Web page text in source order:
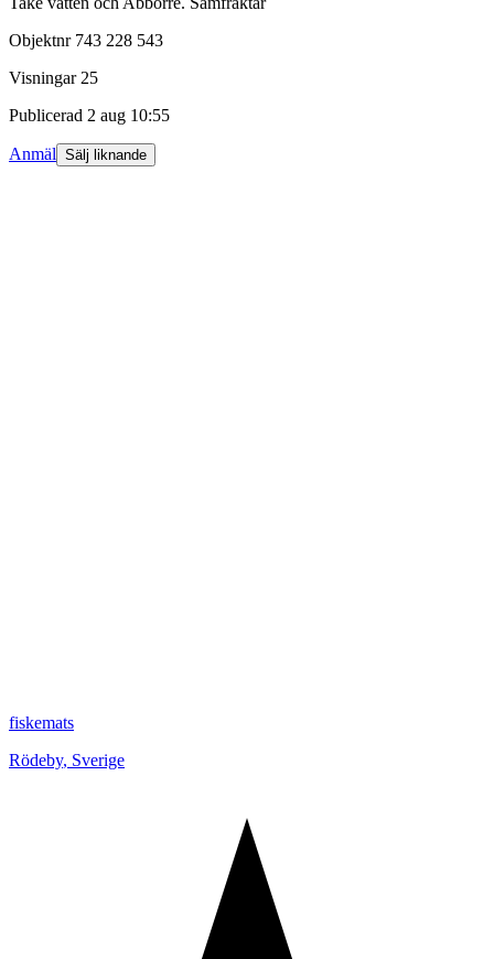
Objektnr 743 228 543
Visningar 25
Publicerad 2 aug 10:55
Anmäl Sälj liknande
fiskemats
Rödeby, Sverige